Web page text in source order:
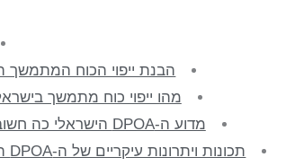
הבנת ייפוי הכוח המתמשך
מהו ייפוי כוח מתמשך
מדוע ה-DPOA הישראלי כה חשוב?
תכונות ויתרונות עיקריים של ה-DPOA הישראלי